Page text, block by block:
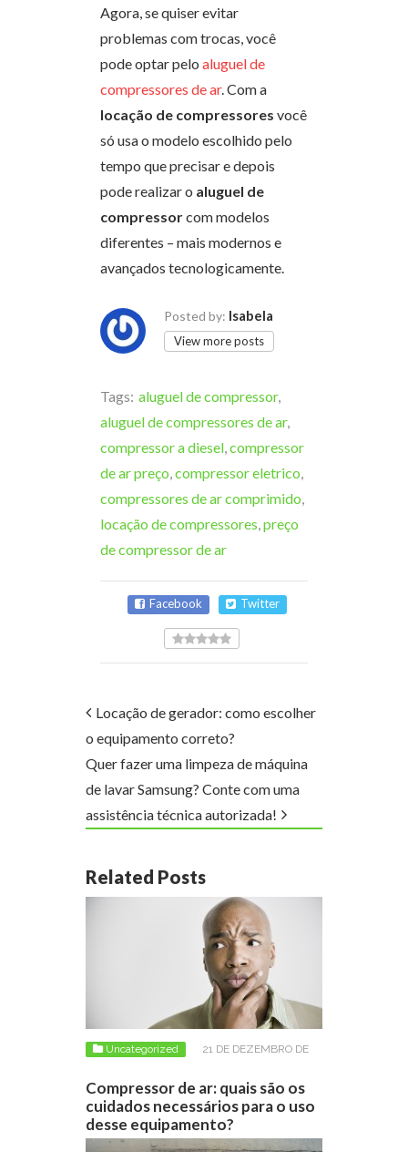
Agora, se quiser evitar
problemas com trocas, você
pode optar pelo aluguel de
compressores de ar. Com a
locação de compressores você
só usa o modelo escolhido pelo
tempo que precisar e depois
pode realizar o aluguel de
compressorcom modelos
diferentes – mais modernos e
avançados tecnologicamente.
Posted by: Isabela
View more posts
Tags: aluguel de compressor,
aluguel de compressores de ar,
compressor a diesel,compressor
de ar preço,compressor eletrico,
compressores de ar comprimido,
locação de compressores,preço
de compressor de ar
Facebook Twitter
Locação de gerador: como escolher
o equipamento correto?
Quer fazer uma limpeza de máquina
de lavar Samsung? Conte com uma
assistência técnica autorizada!
Related Posts
Uncategorized
21 DE DEZEMBRO DE
Compressor de ar: quais são os
cuidados necessários para o uso
desse equipamento?